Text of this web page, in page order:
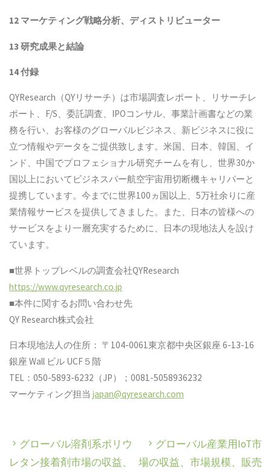
12 マーケティング戦略分析、ディストリビューター
13研究成果と結論
14付録
QYResearch（QYリサーチ）は市場調査レポート、リサーチレ
ポート、F/S、委託調査、IPOコンサル、事業計画書などの業
務を行い、お客様のグローバルビジネス、新ビジネスに役に
立つ情報やデータをご提供致します。米国、日本、韓国、イ
ンド、中国でプロフェショナル研究チームを有し、世界30か
国以上においてビジネスパー航空宇宙用切断機キャリパーと
提携しています。今までに世界100ヵ国以上、5万社余りに産
業情報サービスを提供してきました。また、日本の皆様への
サービスをより一層充実するために、日本の現地法人を設け
ています。
■世界トップレベルの調査会社QYResearch
https://www.qyresearch.co.jp
■本件に関するお問い合わせ先
QY Research株式会社
日本現地法人の住所： 〒104-0061東京都中央区銀座 6-13-16
銀座 Wall ビル UCF５階
TEL：050-5893-6232（JP）；0081-5058936232
マーケティング担当japan@qyresearch.com
グローバル溶剤系ポリウ
レタン接着剤市場の収益、
グローバル産業用IoT市
場の収益、市場規模、販売